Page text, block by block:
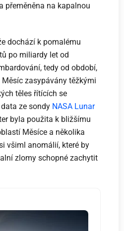
přeměněna na kapalnou
dochází k pomalému
po miliardy let od
tedy od období,
zasypávány těžkými
těles řítících se
ze sondy NASA Lunar
byla použita k bližšímu
Měsíce a několika
všiml anomálií, které by
zlomy schopné zachytit